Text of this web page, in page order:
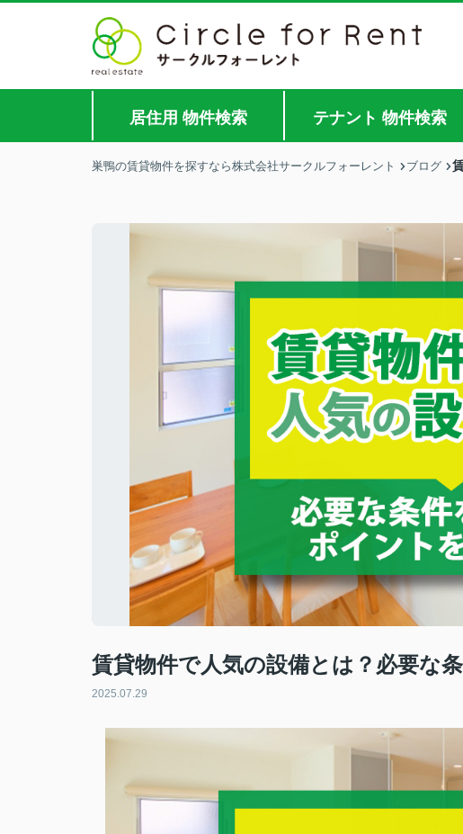
居住用 物件検索 テナント 物件検索
巣鴨の賃貸物件を探すなら株式会社サークルフォーレント ブログ
賃貸物件で人気の設備とは？必要な
2025.07.29